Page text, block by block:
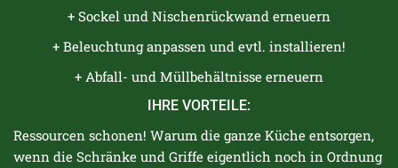
+ Sockel und Nischenrückwand erneuern
+ Beleuchtung anpassen und evtl. installieren!
+ Abfall- und Müllbehältnisse erneuern
IHRE VORTEILE:
Ressourcen schonen! Warum die ganze Küche entsorgen,
wenn die Schränke und Griffe eigentlich noch in Ordnung